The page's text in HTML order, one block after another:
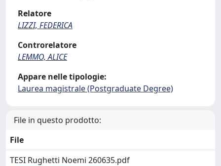
Relatore
LIZZI, FEDERICA
Controrelatore
LEMMO, ALICE
Appare nelle tipologie:
Laurea magistrale (Postgraduate Degree)
File in questo prodotto:
File
TESI Rughetti Noemi 260635.pdf